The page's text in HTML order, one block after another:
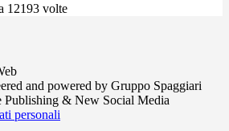
12193 volte
and powered by Gruppo Spaggiari
Publishing & New Social Media
personali